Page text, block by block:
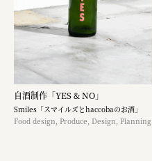
自酒制作「YES & NO」
Smiles「スマイルズとhaccobaのお酒」
Food design, Produce, Design, Planning